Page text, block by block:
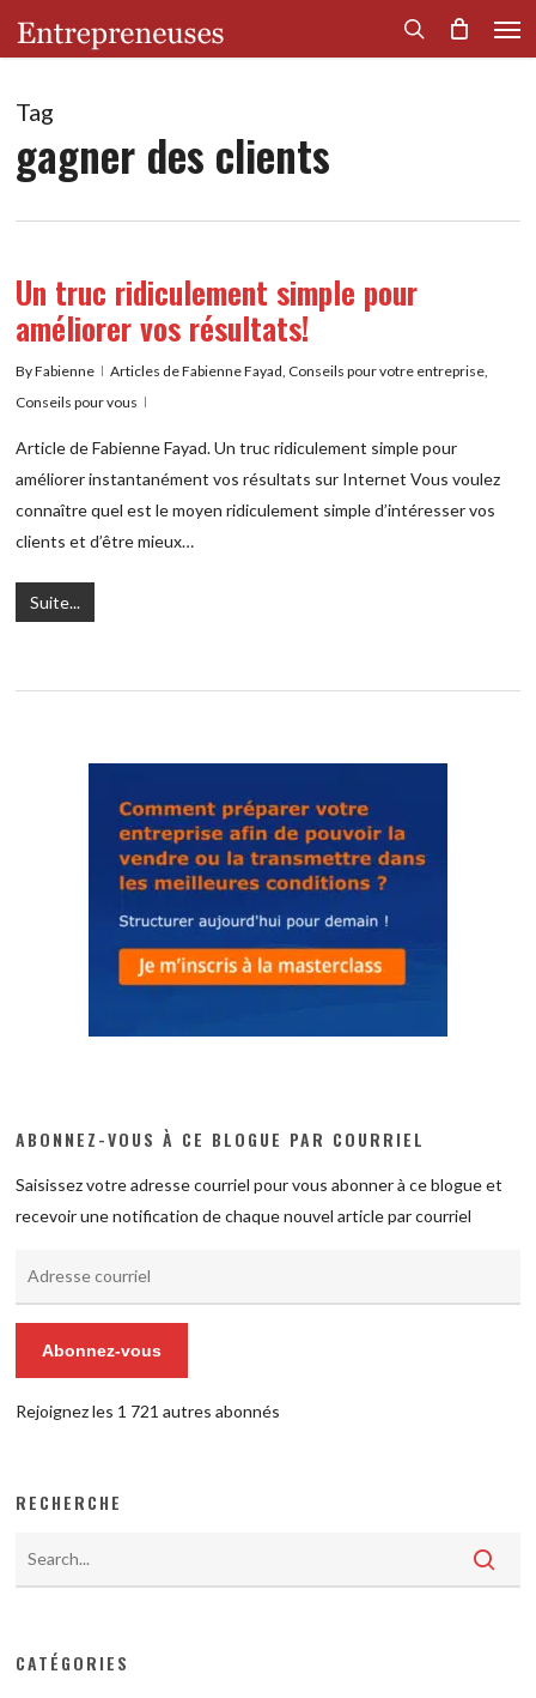
content
search
Tag
gagner des clients
Un truc ridiculement simple pour
améliorer vos résultats!
ByFabienne Articles de Fabienne Fayad, Conseils pour votre entreprise,
Conseils pour vous
Article de Fabienne Fayad. Un truc ridiculement simple pour
améliorer instantanément vos résultats sur Internet Vous voulez
connaître quel est le moyen ridiculement simple d’intéresser vos
clients et d’être mieux…
Suite...
ABONNEZ-VOUS À CE BLOGUE PAR COURRIEL
Saisissez votre adresse courriel pour vous abonner à ce blogue et
recevoir une notification de chaque nouvel article par courriel
Abonnez-vous
Rejoignez les 1 721 autres abonnés
RECHERCHE
CATÉGORIES